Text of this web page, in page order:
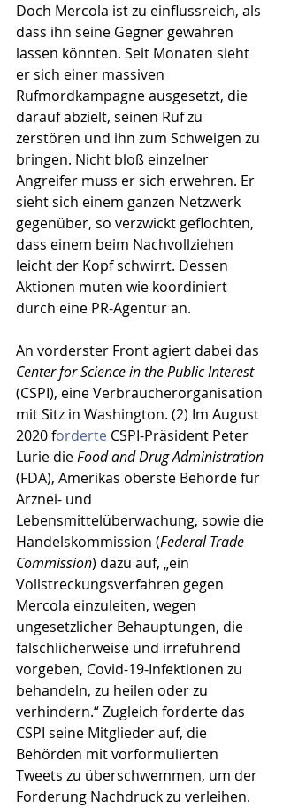
Doch Mercola ist zu einflussreich, als
dass ihn seine Gegner gewähren
lassen könnten. Seit Monaten sieht
er sich einer massiven
Rufmordkampagne ausgesetzt, die
darauf abzielt, seinen Ruf zu
zerstören und ihn zum Schweigen zu
bringen. Nicht bloß einzelner
Angreifer muss er sich erwehren. Er
sieht sich einem ganzen Netzwerk
gegenüber, so verzwickt geflochten,
dass einem beim Nachvollziehen
leicht der Kopf schwirrt. Dessen
Aktionen muten wie koordiniert
durch eine PR-Agentur an.
An vorderster Front agiert dabei das
Center for Science in the Public Interest
(CSPI), eine Verbraucherorganisation
mit Sitz in Washington. (2) Im August
2020 forderte CSPI-Präsident Peter
Lurie die Food and Drug Administration
(FDA), Amerikas oberste Behörde für
Arznei- und
Lebensmittelüberwachung, sowie die
Handelskommission (Federal Trade
Commission) dazu auf, „ein
Vollstreckungsverfahren gegen
Mercola einzuleiten, wegen
ungesetzlicher Behauptungen, die
fälschlicherweise und irreführend
vorgeben, Covid-19-Infektionen zu
behandeln, zu heilen oder zu
verhindern.“ Zugleich forderte das
CSPI seine Mitglieder auf, die
Behörden mit vorformulierten
Tweets zu überschwemmen, um der
Forderung Nachdruck zu verleihen.